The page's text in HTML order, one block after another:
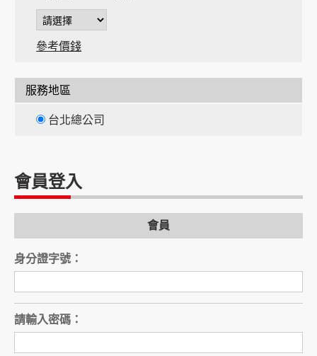
參考價錢
服務地區
台北總公司
會員登入
會員
身分證字號：
請輸入密碼：